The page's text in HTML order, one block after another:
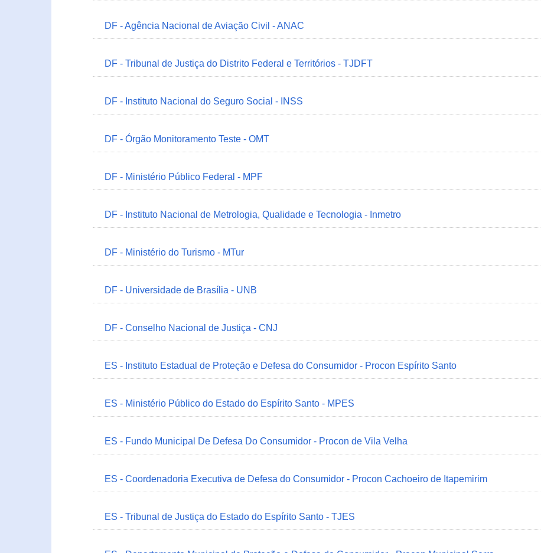
DF - Agência Nacional de Aviação Civil - ANAC
DF - Tribunal de Justiça do Distrito Federal e Territórios - TJDFT
DF - Instituto Nacional do Seguro Social - INSS
DF - Órgão Monitoramento Teste - OMT
DF - Ministério Público Federal - MPF
DF - Instituto Nacional de Metrologia, Qualidade e Tecnologia - Inmetro
DF - Ministério do Turismo - MTur
DF - Universidade de Brasília - UNB
DF - Conselho Nacional de Justiça - CNJ
ES - Instituto Estadual de Proteção e Defesa do Consumidor - Procon Espírito Santo
ES - Ministério Público do Estado do Espírito Santo - MPES
ES - Fundo Municipal De Defesa Do Consumidor - Procon de Vila Velha
ES - Coordenadoria Executiva de Defesa do Consumidor - Procon Cachoeiro de Itapemirim
ES - Tribunal de Justiça do Estado do Espírito Santo - TJES